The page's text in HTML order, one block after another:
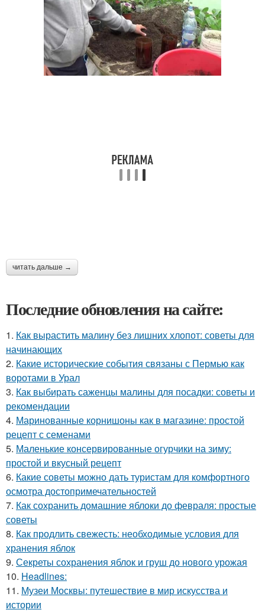
читать дальше →
Последние обновления на сайте:
1. Как вырастить малину без лишних хлопот: советы для
начинающих
2. Какие исторические события связаны с Пермью как
воротами в Урал
3. Как выбирать саженцы малины для посадки: советы и
рекомендации
4. Маринованные корнишоны как в магазине: простой
рецепт с семенами
5. Маленькие консервированные огурчики на зиму:
простой и вкусный рецепт
6. Какие советы можно дать туристам для комфортного
осмотра достопримечательностей
7. Как сохранить домашние яблоки до февраля: простые
советы
8. Как продлить свежесть: необходимые условия для
хранения яблок
9. Секреты сохранения яблок и груш до нового урожая
10. Headlines:
11. Музеи Москвы: путешествие в мир искусства и
истории